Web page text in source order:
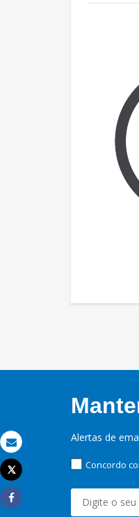
Email
Imprimir
Tweet
Share
Alertas de
Concordo